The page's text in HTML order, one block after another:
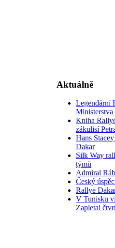
Aktuálně
Legendární
Ministerstva
Kniha
zákulisí
Hans
Dakar
Silk Way
týmů
Admiral
Český
Rallye
V Tunisku
Zapletal